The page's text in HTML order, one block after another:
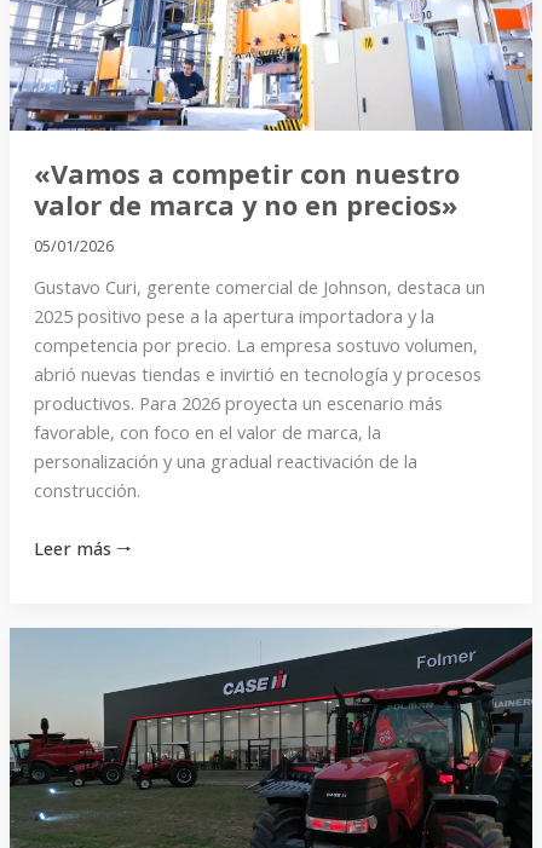
«Vamos a competir con nuestro
valor de marca y no en precios»
05/01/2026
Gustavo Curi, gerente comercial de Johnson, destaca un
2025 positivo pese a la apertura importadora y la
competencia por precio. La empresa sostuvo volumen,
abrió nuevas tiendas e invirtió en tecnología y procesos
productivos. Para 2026 proyecta un escenario más
favorable, con foco en el valor de marca, la
personalización y una gradual reactivación de la
construcción.
valor
de
marca
y
en
precios»
Leer más 🠒
expectativas
climáticas
favorables,
puede
ser